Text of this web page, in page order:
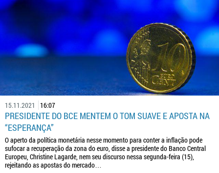
15.11.2021 16:07
PRESIDENTE DO BCE MENTEM O TOM SUAVE E APOSTA NA
“ESPERANÇA”
O aperto da política monetária nesse momento para conter a inflação pode
sufocar a recuperação da zona do euro, disse a presidente do Banco Central
Europeu, Christine Lagarde, nem seu discurso nessa segunda-feira (15),
rejeitando as apostas do mercado…